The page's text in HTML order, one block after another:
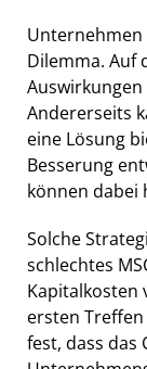
Unternehmen
Dilemma. Auf
Andererseits
eine Lösung
Besserung
können dabei
Solche
schlechtes
Kapitalkosten
ersten
fest, dass das